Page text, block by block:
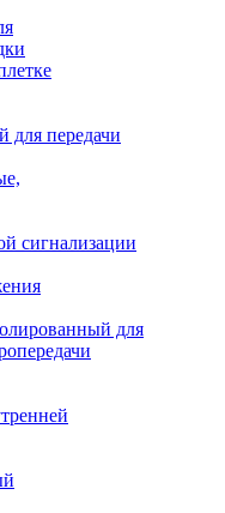
для передачи
сигнализации
для